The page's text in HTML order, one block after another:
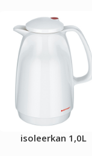
isoleerkan 1,0L